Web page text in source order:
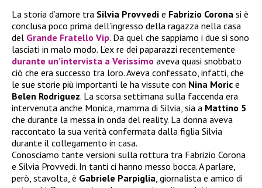
La storia d’amore tra Silvia Provvedi e Fabrizio Corona si è
conclusa poco prima dell’ingresso della ragazza nella casa
del Grande Fratello Vip. Da quel che sappiamo i due si sono
lasciati in malo modo. L’ex re dei paparazzi recentemente
durante un’intervista a Verissimo aveva quasi snobbato
ciò che era successo tra loro. Aveva confessato, infatti, che
le sue storie più importanti le ha vissute con Nina Moric e
Belen Rodriguez. La scorsa settimana sulla faccenda era
intervenuta anche Monica, mamma di Silvia, sia a Mattino 5
che durante la messa in onda del reality. La donna aveva
raccontato la sua verità confermata dalla figlia Silvia
durante il collegamento in casa.
Conosciamo tante versioni sulla rottura tra Fabrizio Corona
e Silvia Provvedi. In tanti ci hanno messo bocca. A parlare,
però, stavolta, è Gabriele Parpiglia, giornalista e amico di